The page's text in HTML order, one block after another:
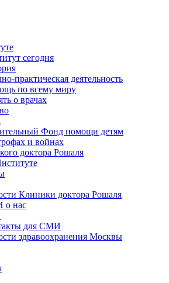
сегодня
практическая деятельность
по всему миру
о врачах
Фонд помощи детям
и войнах
доктора Рошаля
Клиники доктора Рошаля
нас
для СМИ
здравоохранения Москвы